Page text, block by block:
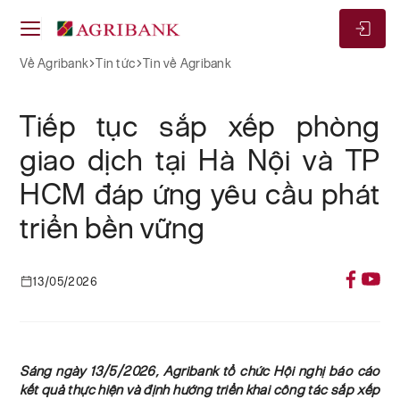
Về Agribank Tin tức Tin về Agribank
Tiếp tục sắp xếp phòng
giao dịch tại Hà Nội và TP
HCM đáp ứng yêu cầu phát
triển bền vững
13/05/2026
Sáng ngày 13/5/2026, Agribank tổ chức Hội nghị báo cáo
kết quả thực hiện và định hướng triển khai công tác sắp xếp